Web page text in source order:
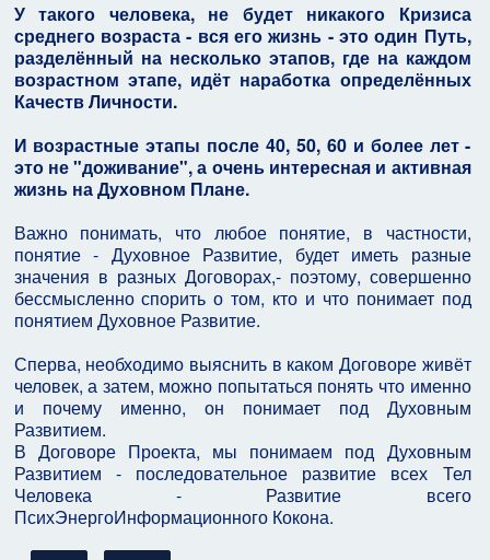
У такого человека, не будет никакого Кризиса
среднего возраста - вся его жизнь - это один Путь,
разделённый на несколько этапов, где на каждом
возрастном этапе, идёт наработка определённых
Качеств Личности.
И возрастные этапы после 40, 50, 60 и более лет -
это не "доживание", а очень интересная и активная
жизнь на Духовном Плане.
Важно понимать, что любое понятие, в частности,
понятие - Духовное Развитие, будет иметь разные
значения в разных Договорах,- поэтому, совершенно
бессмысленно спорить о том, кто и что понимает под
понятием Духовное Развитие.
Сперва, необходимо выяснить в каком Договоре живёт
человек, а затем, можно попытаться понять что именно
и почему именно, он понимает под Духовным
Развитием.
В Договоре Проекта, мы понимаем под Духовным
Развитием - последовательное развитие всех Тел
Человека - Развитие всего
ПсихЭнергоИнформационного Кокона.